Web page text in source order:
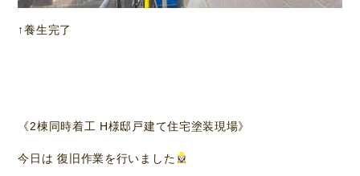
↑養生完了
《2棟同時着工 H様邸戸建て住宅塗装現場》
今日は 復旧作業を行いました